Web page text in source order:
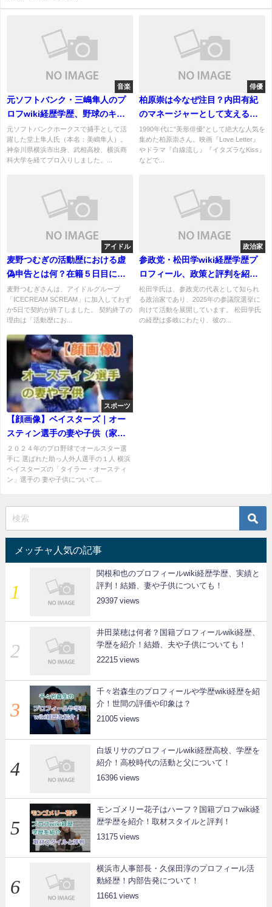
音楽
元ソフトバンク・三嶋隼人のプ
ロフwiki経歴学歴、野球のキャ
リア！結婚、妻と子供は？
元ソフトバンクホークスで捕手として活
躍した堂上隼人氏（本名：美嶋隼人）。
神奈川県横浜市出身、武相高校、横浜商
科大学を経てプロ入りしました。...
俳優
柏原崇は今なぜ注目？内田有紀
のマネージャーとして支える現
在の姿とは
1990年代に“美形俳優”として絶大な人気を
集めた柏原崇さん。映画『Love Letter』
やドラマ『白線流し』『イタズラなKiss』
などで...
アイドル
麦野つむぎの活動歴における虚
偽申告とは何？在籍５日目にし
て契約終了！
麦野つむぎさんは、アイドルグループ
「ICECREAM SCREAM」に加入してわず
か5日で契約が終了しました。 契約終了の
理由は「活動歴にお...
政治家
参政党・松田学wiki経歴学歴プ
ロフィール、政策と評判を紹
介！妻と子供について！
松田学氏は、参政党の代表として知られ
る政治家であり、2025年の参議院選挙に
向けて活動を展開しています。 松田学氏
の経歴は多岐にわたり、彼の...
スポーツ
【顔画像】ベイスターズ｜オー
スティン選手の妻や子供（家
族）について紹介！
２０２４年のプロ野球でオールスター選
手に 選ばれた助っ人外人選手の１人 横浜
ベイスターズの「タイラー・オースティ
ン」選手の 妻や子供について...
メッチャ人気の記事
関根和也のプロフィールwiki経歴学歴、実績と
評判！結婚、妻や子供についても！
29397
井田菜穂は何者？国籍プロフィールwiki経歴、
学歴を紹介！結婚、夫や子供についても！
22215
千々岩森生のプロフィールや学歴wiki経歴を紹
介！世間の評価や印象は？
21005
白坂リサのプロフィールwiki経歴高校、学歴を
紹介！高校時代の活動と父について！
16396
モンゴメリー花子はハーフ？国籍プロフwiki経
歴学歴を紹介！取材スタイルと評判！
13175
横浜市人事部長・久保田淳のプロフィール活
動経歴！内部告発について！
11661